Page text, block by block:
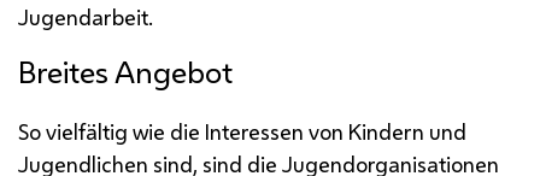
Jugendarbeit.
Breites Angebot
So vielfältig wie die Interessen von Kindern und
Jugendlichen sind, sind die Jugendorganisationen